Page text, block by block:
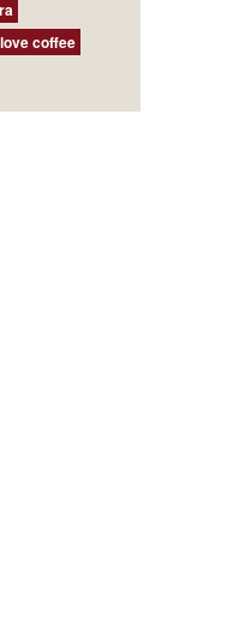
coffee